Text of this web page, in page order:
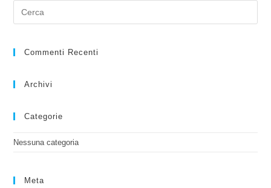
Commenti Recenti
Archivi
Categorie
Nessuna categoria
Meta